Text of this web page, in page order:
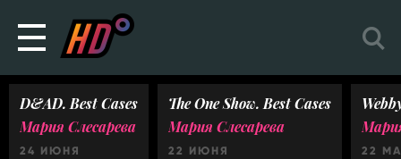
D&AD. Best Cases
Мария Слесарева
24 ИЮНЯ
The One Show. Best Cases
Мария Слесарева
22 ИЮНЯ 22